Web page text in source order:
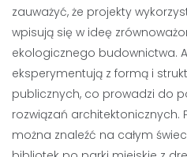
zauważyć, że projekty
wpisują się w ideę
ekologicznego budownictwa.
eksperymentują z formą i
publicznych, co prowadzi do
rozwiązań architektonicznych.
można znaleźć na całym